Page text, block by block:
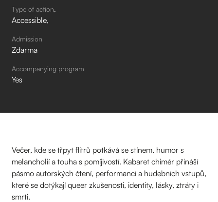
Type of action
Accessible
Admission
Zdarma
Accompanying program
Yes
Večer, kde se třpyt flitrů potkává se stínem, humor s
melancholií a touha s pomíjivostí. Kabaret chimér přináší
pásmo autorských čtení, performancí a hudebních vstupů,
které se dotýkají queer zkušenosti, identity, lásky, ztráty i
smrti.